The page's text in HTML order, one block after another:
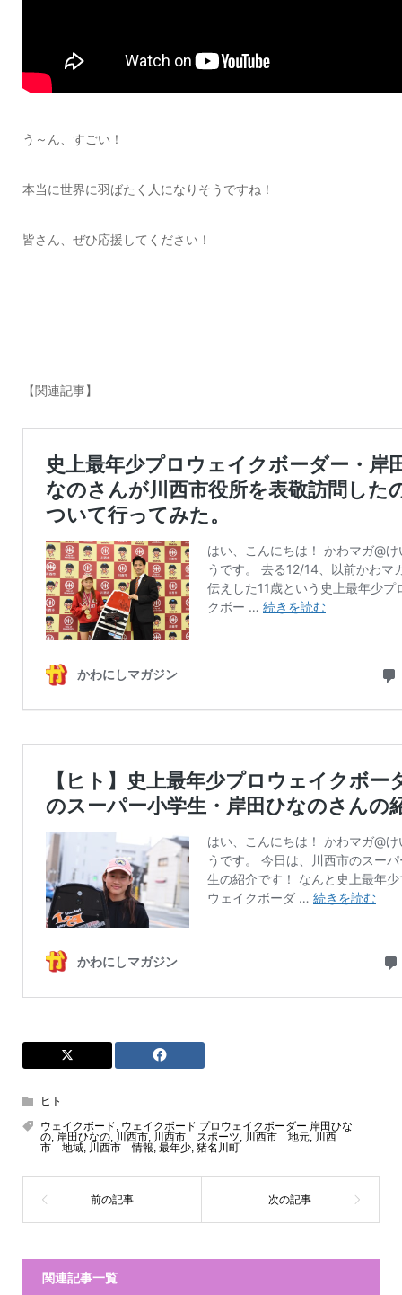
う～ん、すごい！
本当に世界に羽ばたく人になりそうですね！
皆さん、ぜひ応援してください！
【関連記事】
ヒト
ウェイクボード, ウェイクボード プロウェイクボーダー 岸田ひな
の, 岸田ひなの, 川西市, 川西市 スポーツ, 川西市 地元, 川西
市 地域, 川西市 情報, 最年少, 猪名川町
関連記事一覧